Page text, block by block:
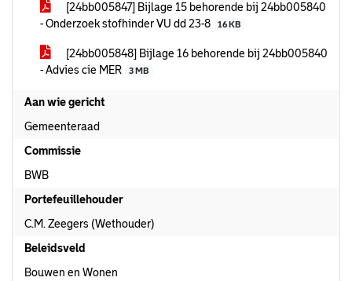
[24bb005847] Bijlage 15 behorende bij 24bb005840
- Onderzoek stofhinder VU dd 23-8
16 KB
[24bb005848] Bijlage 16 behorende bij 24bb005840
- Advies cie MER
3 MB
Aan wie gericht
Gemeenteraad
Commissie
BWB
Portefeuillehouder
C.M. Zeegers (Wethouder)
Beleidsveld
Bouwen en Wonen